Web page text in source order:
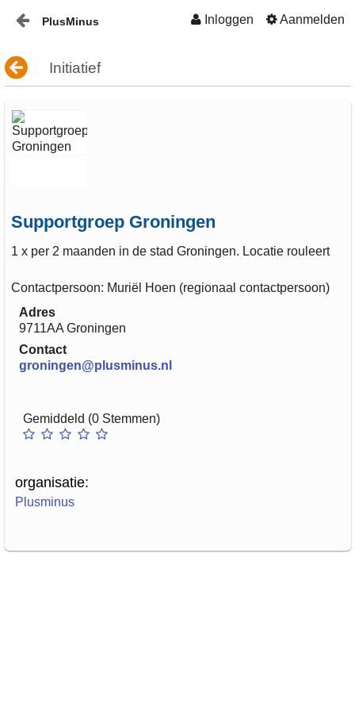
Inloggen Aanmelden
PlusMinus
Home
Plusminus-in-verbinding1
Initiatief
Supportgroep Groningen
1 x per 2 maanden in de stad Groningen. Locatie rouleert
Contactpersoon: Muriël Hoen (regionaal contactpersoon)
Adres
9711AA Groningen
Contact
groningen@plusminus.nl
Gemiddeld (0 Stemmen)
organisatie:
Plusminus